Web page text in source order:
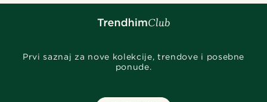
Prvi saznaj za nove kolekcije, trendove i posebne
ponude.